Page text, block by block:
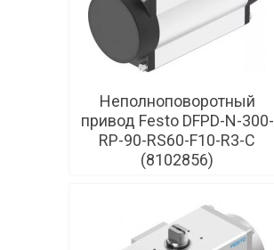
Неполноповоротный
привод Festo DFPD-N-300-
RP-90-RS60-F10-R3-C
(8102856)